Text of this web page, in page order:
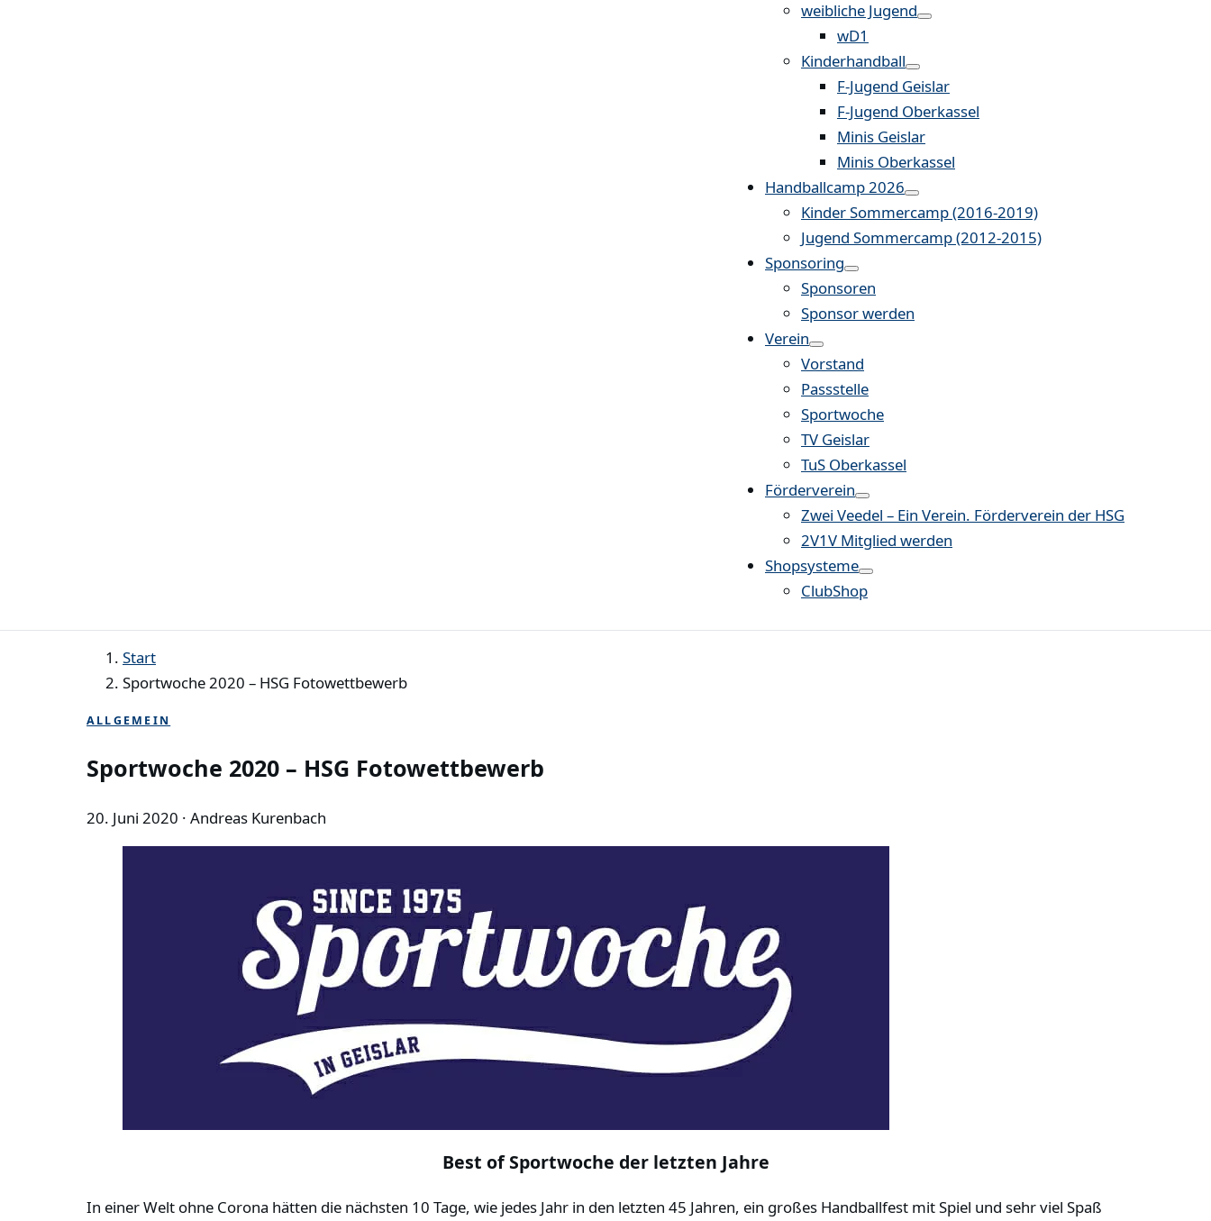
weibliche Jugend
wD1
Kinderhandball
F-Jugend Geislar
F-Jugend Oberkassel
Minis Geislar
Minis Oberkassel
Handballcamp 2026
Kinder Sommercamp (2016-2019)
Jugend Sommercamp (2012-2015)
Sponsoring
Sponsoren
Sponsor werden
Verein
Vorstand
Passstelle
Sportwoche
TV Geislar
TuS Oberkassel
Förderverein
Zwei Veedel – Ein Verein. Förderverein der HSG
2V1V Mitglied werden
Shopsysteme
ClubShop
Start
Sportwoche 2020 – HSG Fotowettbewerb
ALLGEMEIN
Sportwoche 2020 – HSG Fotowettbewerb
20. Juni 2020 · Andreas Kurenbach
Best of Sportwoche der letzten Jahre
In einer Welt ohne Corona hätten die nächsten 10 Tage, wie jedes Jahr in den letzten 45 Jahren, ein großes Handballfest mit Spiel und sehr viel Spaß